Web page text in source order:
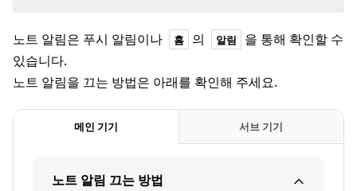
노트 알림은 푸시 알림이나 홈 의 알림
을 통해 확인할 수
있습니다.
노트 알림을 끄는 방법은 아래를 확인해 주세요.
메인 기기 서브 기기
노트 알림 끄는 방법